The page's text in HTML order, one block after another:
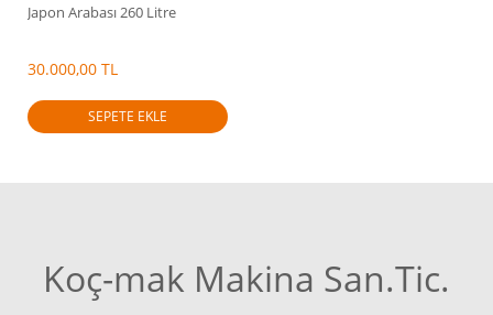
Japon Arabası 260 Litre
30.000,00 TL
SEPETE EKLE
Koç-mak Makina San.Tic.